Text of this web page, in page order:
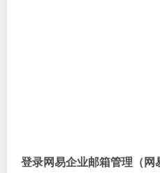
登录网易企业邮箱管理（